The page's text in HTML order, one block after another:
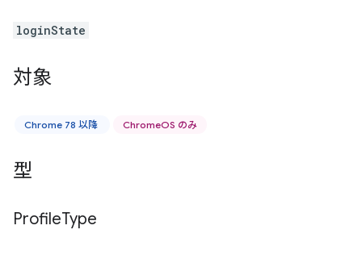
loginState
対象
Chrome 78 以降 ChromeOS のみ
型
ProfileType